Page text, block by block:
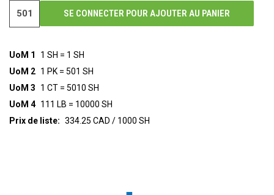
SE CONNECTER POUR AJOUTER AU PANIER
UoM 1
1 SH = 1 SH
UoM 2 1 PK = 501 SH
UoM 3
1 CT = 5010 SH
UoM 4 111 LB = 10000 SH
Prix de liste: 334.25 CAD / 1000 SH